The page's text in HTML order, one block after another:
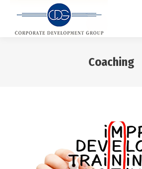
Coaching